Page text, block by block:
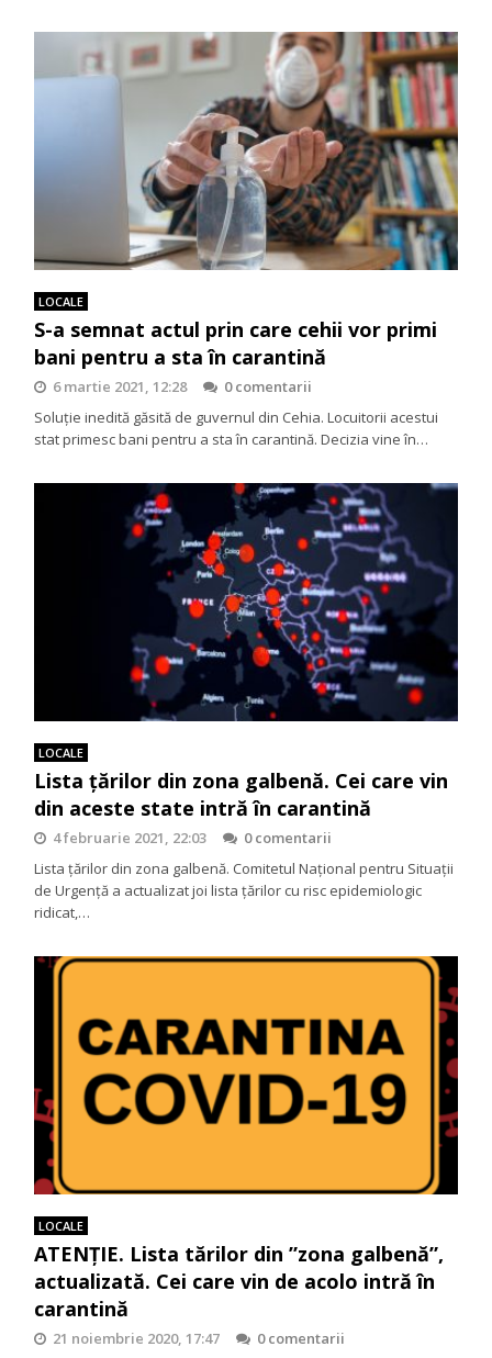
LOCALE
S-a semnat actul prin care cehii vor primi
bani pentru a sta în carantină
6 martie 2021, 12:28
0 comentarii
Soluție inedită găsită de guvernul din Cehia. Locuitorii acestui
stat primesc bani pentru a sta în carantină. Decizia vine în…
LOCALE
Lista țărilor din zona galbenă. Cei care vin
din aceste state intră în carantină
4 februarie 2021, 22:03
0 comentarii
Lista țărilor din zona galbenă. Comitetul Național pentru Situații
de Urgență a actualizat joi lista țărilor cu risc epidemiologic
ridicat,…
LOCALE
ATENȚIE. Lista tărilor din ”zona galbenă”,
actualizată. Cei care vin de acolo intră în
carantină
21 noiembrie 2020, 17:47
0 comentarii